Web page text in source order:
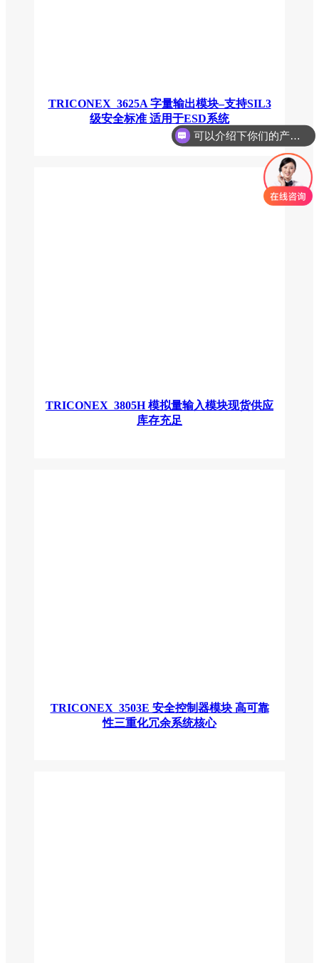
TRICONEX 3625A 字量输出模块–支持SIL3
级安全标准 适用于ESD系统
TRICONEX 3805H 模拟量输入模块现货供应
库存充足
TRICONEX 3503E 安全控制器模块 高可靠
性三重化冗余系统核心
你们是怎么收费的呢